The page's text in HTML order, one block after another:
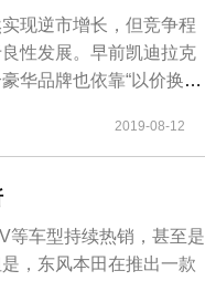
现逆市增长，但竞争程
性发展。早前凯迪拉克
华品牌也依靠“以价换
，4S店报价还不是它的
2019-08-12
等车型持续热销，甚至是
，东风本田在推出一款